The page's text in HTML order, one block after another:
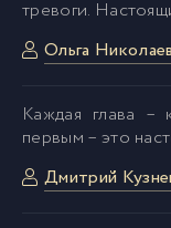
46 02_01_02
тревоги.
Ольга
Каждая глава –
первым – это
Дмитрий